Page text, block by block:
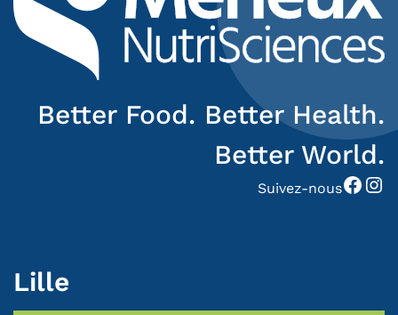
Better Food. Better Health.
Better World.
Suivez-nousFacebook Instagram
Lille